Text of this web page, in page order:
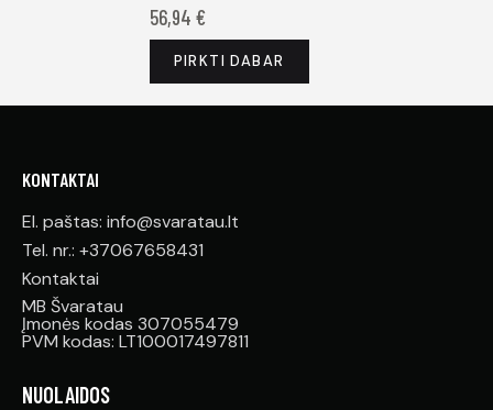
56,94€
PIRKTI DABAR
KONTAKTAI
El. paštas: info@svaratau.lt
Tel. nr.: +37067658431
Kontaktai
MB Švaratau
Įmonės kodas 307055479
PVM kodas: LT100017497811
NUOLAIDOS